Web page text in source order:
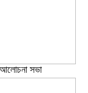
আলোচনা সভা